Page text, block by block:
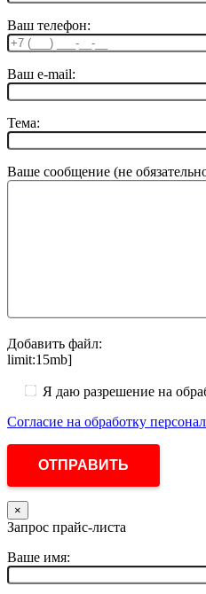
Ваш телефон:
Ваш e-mail:
Тема:
Ваше сообщение (не
Добавить файл:
limit:15mb]
Я даю разрешение на
Согласие на обработку
×
Запрос прайс-листа
Ваше имя: